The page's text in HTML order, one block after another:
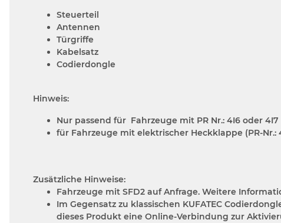
Steuerteil
Antennen
Türgriffe
Kabelsatz
Codierdongle
Hinweis:
Nur passend für Fahrzeuge mit PR Nr.: 4I6 oder 4I7
für Fahrzeuge mit elektrischer Heckklappe (PR-
Zusätzliche Hinweise:
Fahrzeuge mit SFD2 auf Anfrage. Weitere
Im Gegensatz zu klassischen KUFATEC
dieses Produkt eine Online-Verbindung zur